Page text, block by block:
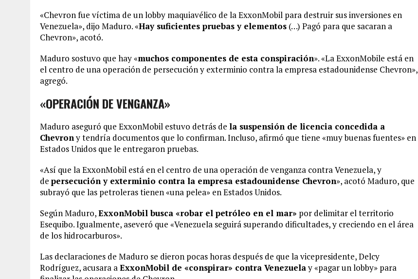
«Chevron fue víctima de un lobby maquiavélico de la ExxonMobil para destruir sus inversiones en
Venezuela», dijo Maduro. «Hay suficientes pruebas y elementos (…) Pagó para que sacaran a
Chevron», acotó.
Maduro sostuvo que hay «muchos componentes de esta conspiración». «La ExxonMobile está en
el centro de una operación de persecución y exterminio contra la empresa estadounidense Chevron»,
agregó.
«OPERACIÓN DE VENGANZA»
Maduro aseguró que ExxonMobil estuvo detrás de la suspensión de licencia concedida a
Chevrony tendría documentos que lo confirman. Incluso, afirmó que tiene «muy buenas fuentes» en
Estados Unidos que le entregaron pruebas.
«Así que la ExxonMobil está en el centro de una operación de venganza contra Venezuela, y
de persecución y exterminio contra la empresa estadounidense Chevron», acotó Maduro, que
subrayó que las petroleras tienen «una pelea» en Estados Unidos.
Según Maduro,ExxonMobil busca «robar el petróleo en el mar» por delimitar el territorio
Esequibo. Igualmente, aseveró que «Venezuela seguirá superando dificultades, y creciendo en el área
de los hidrocarburos».
Las declaraciones de Maduro se dieron pocas horas después de que la vicepresidente, Delcy
Rodríguez, acusara aExxonMobil de «conspirar» contra Venezuelay «pagar un lobby» para